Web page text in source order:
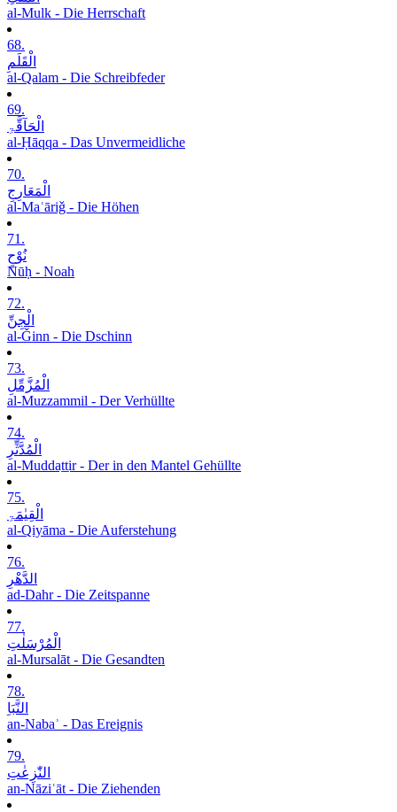
al-Mulk - Die Herrschaft
68.
الْقَلَمِ
al-Qalam - Die Schreibfeder
69.
الْحَآقَّۃِ
al-Ḥāqqa - Das Unvermeidliche
70.
الْمَعَارِجِ
al-Maʿāriǧ - Die Höhen
71.
نُوْحٍ
Nūḥ - Noah
72.
الْجِنِّ
al-Ǧinn - Die Dschinn
73.
الْمُزَّمِّلِ
al-Muzzammil - Der Verhüllte
74.
الْمُدَّثِّرِ
al-Muddaṯṯir - Der in den Mantel Gehüllte
75.
الْقِیٰمَۃِ
al-Qiyāma - Die Auferstehung
76.
الدَّھْرِ
ad-Dahr - Die Zeitspanne
77.
الْمُرْسَلٰتِ
al-Mursalāt - Die Gesandten
78.
النَّبَاِ
an-Nabaʾ - Das Ereignis
79.
النّٰزِعٰتِ
an-Nāziʿāt - Die Ziehenden